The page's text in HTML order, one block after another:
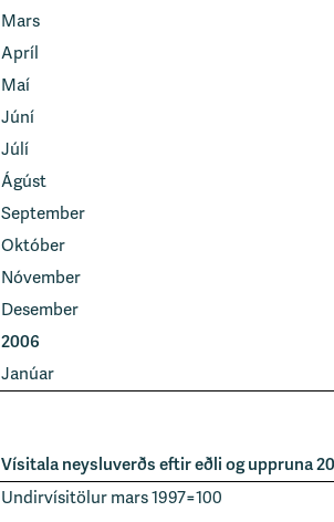
Mars
Apríl
Maí
Júní
Júlí
Ágúst
September
Október
Nóvember
Desember
2006
Janúar
Vísitala neysluverðs eftir eðli og uppruna
Undirvísitölur mars 1997=100